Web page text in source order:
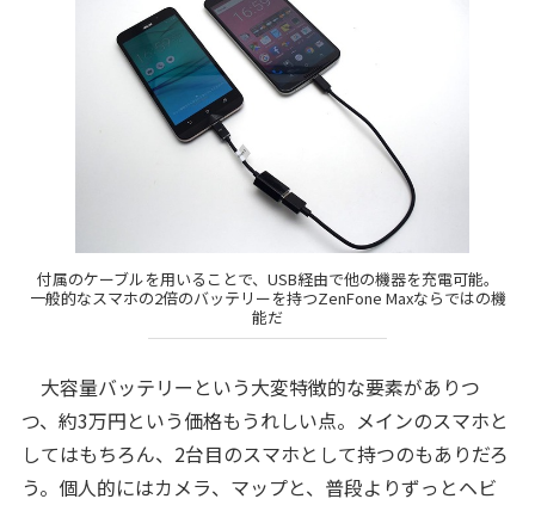
付属のケーブルを用いることで、USB経由で他の機器を充電可能。
一般的なスマホの2倍のバッテリーを持つZenFone Maxならではの機
能だ
大容量バッテリーという大変特徴的な要素がありつ
つ、約3万円という価格もうれしい点。メインのスマホと
してはもちろん、2台目のスマホとして持つのもありだろ
う。個人的にはカメラ、マップと、普段よりずっとヘビ